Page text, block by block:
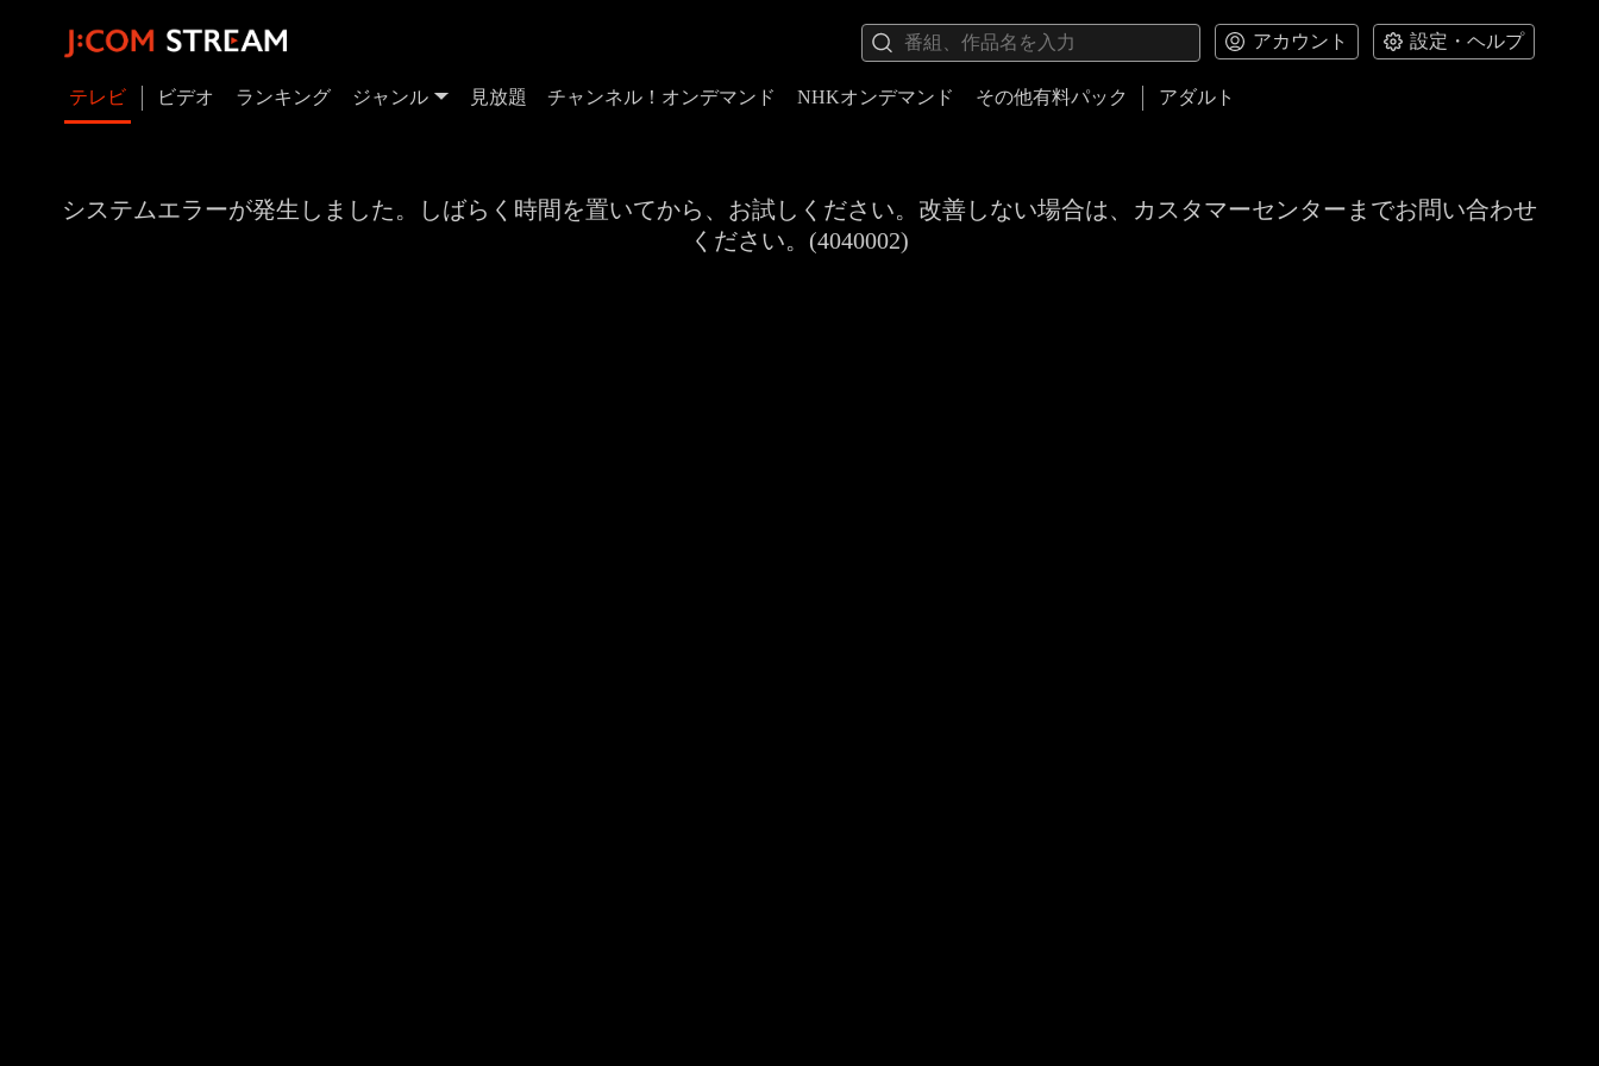
アカウント 設定・ヘルプ
テレビ ビデオ ランキング ジャンル 見放題 チャンネル！オンデマンド NHKオンデマンド その他有料パック アダルト
システムエラーが発生しました。しばらく時間を置いてから、お試しください。改善しない場合は、カスタマーセンターまでお問い合わせ
ください。(4040002)